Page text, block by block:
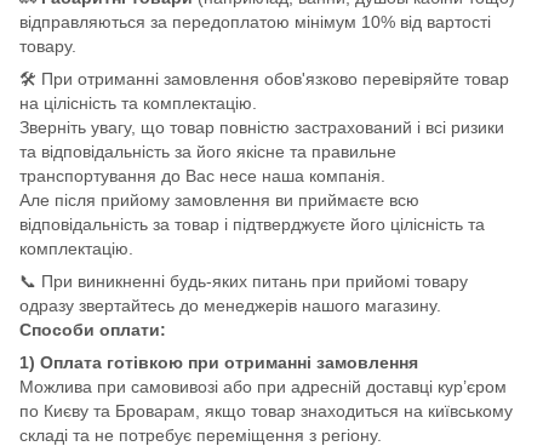
відправляються за передоплатою мінімум 10% від вартості
товару.
🛠️ При отриманні замовлення обов'язково перевіряйте товар
на цілісність та комплектацію.
Зверніть увагу, що товар повністю застрахований і всі ризики
та відповідальність за його якісне та правильне
транспортування до Вас несе наша компанія.
Але після прийому замовлення ви приймаєте всю
відповідальність за товар і підтверджуєте його цілісність та
комплектацію.
📞 При виникненні будь-яких питань при прийомі товару
одразу звертайтесь до менеджерів нашого магазину.
Способи оплати:
1) Оплата готівкою при отриманні замовлення
Можлива при самовивозі або при адресній доставці кур’єром
по Києву та Броварам, якщо товар знаходиться на київському
складі та не потребує переміщення з регіону.